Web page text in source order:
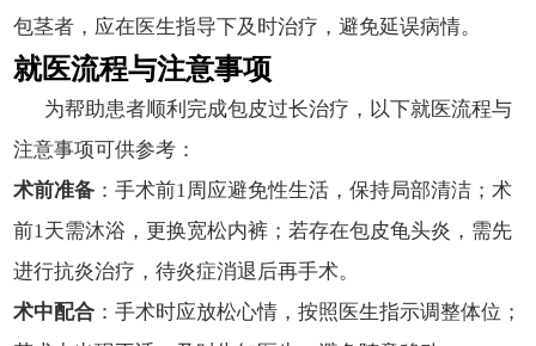
包茎者，应在医生指导下及时治疗，避免延误病情。
就医流程与注意事项
为帮助患者顺利完成包皮过长治疗，以下就医流程与
注意事项可供参考：
术前准备 ：手术前1周应避免性生活，保持局部清洁；术
前1天需沐浴，更换宽松内裤；若存在包皮龟头炎，需先
进行抗炎治疗，待炎症消退后再手术。
术中配合 ：手术时应放松心情，按照医生指示调整体位；